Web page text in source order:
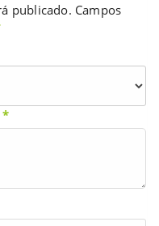
publicado. Campos
*